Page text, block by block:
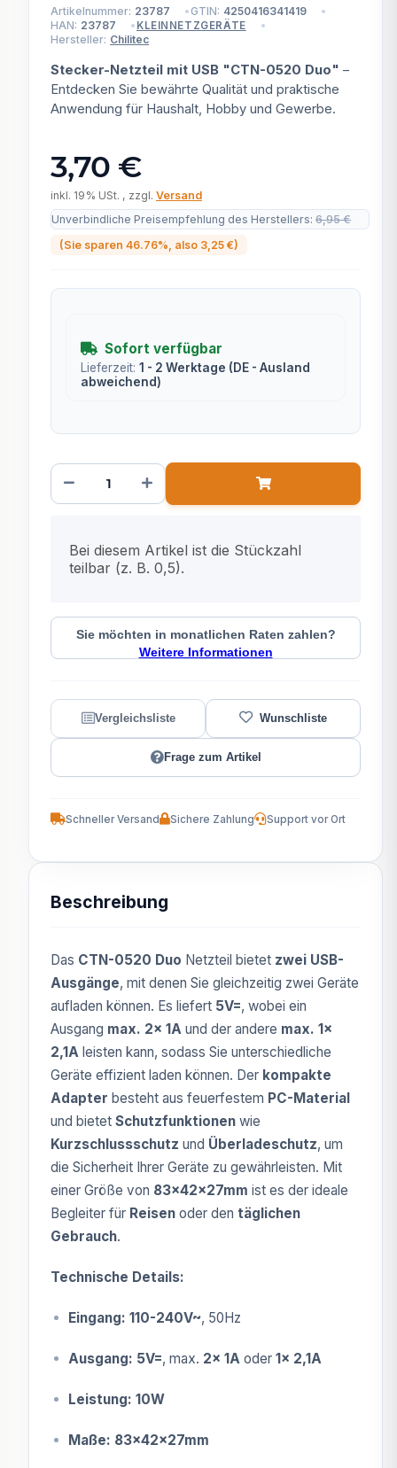
Artikelnummer: 23787 GTIN: 4250416341419
HAN: 23787 KLEINNETZGERÄTE
Hersteller: Chilitec
Stecker-Netzteil mit USB "CTN-0520 Duo" –
Entdecken Sie bewährte Qualität und praktische
Anwendung für Haushalt, Hobby und Gewerbe.
3,70 €
inkl. 19% USt. , zzgl. Versand
Unverbindliche Preisempfehlung des Herstellers: 6,95 €
(Sie sparen 46.76% , also 3,25 €)
Sofort verfügbar
Lieferzeit: 1 - 2 Werktage (DE - Ausland
abweichend)
Bei diesem Artikel ist die Stückzahl
teilbar (z. B. 0,5).
Sie möchten in monatlichen Raten zahlen?
Weitere Informationen
Frage zum Artikel
Schneller Versand Sichere Zahlung Support vor Ort
Beschreibung
Das CTN-0520 Duo Netzteil bietet zwei USB-
Ausgänge, mit denen Sie gleichzeitig zwei Geräte
aufladen können. Es liefert 5V=, wobei ein
Ausgang max. 2x 1A und der andere max. 1x
2,1A leisten kann, sodass Sie unterschiedliche
Geräte effizient laden können. Der kompakte
Adapter besteht aus feuerfestem PC-Material
und bietet Schutzfunktionen wie
Kurzschlussschutz und Überladeschutz, um
die Sicherheit Ihrer Geräte zu gewährleisten. Mit
einer Größe von 83x42x27mm ist es der ideale
Begleiter für Reisen oder den täglichen
Gebrauch.
Technische Details:
Eingang: 110-240V~, 50Hz
Ausgang: 5V=, max. 2x 1A oder 1x 2,1A
Leistung: 10W
Maße: 83x42x27mm